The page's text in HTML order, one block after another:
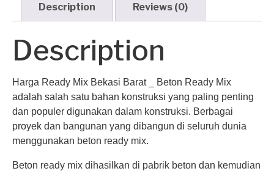
Description Reviews (0)
Description
Harga Ready Mix Bekasi Barat _ Beton Ready Mix
adalah salah satu bahan konstruksi yang paling penting
dan populer digunakan dalam konstruksi. Berbagai
proyek dan bangunan yang dibangun di seluruh dunia
menggunakan beton ready mix.
Beton ready mix dihasilkan di pabrik beton dan kemudian